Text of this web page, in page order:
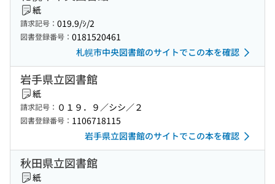
紙
請求記号： 019.9/ｼ/2
図書登録番号： 0181520461
札幌市中央図書館のサイトでこの本を確認
岩手県立図書館
紙
請求記号： ０１９．９／シシ／２
図書登録番号： 1106718115
岩手県立図書館のサイトでこの本を確認
秋田県立図書館
紙